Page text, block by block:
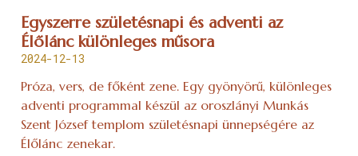
Egyszerre születésnapi és adventi az
Élőlánc különleges műsora
2024-12-13
Próza, vers, de főként zene. Egy gyönyörű, különleges
adventi programmal készül az oroszlányi Munkás
Szent József templom születésnapi ünnepségére az
Élőlánc zenekar.